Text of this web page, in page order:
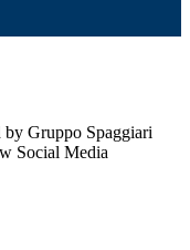
Gruppo Spaggiari
Social Media